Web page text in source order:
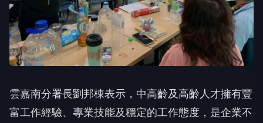
雲嘉南分署長劉邦棟表示，中高齡及高齡人才擁有豐
富工作經驗、專業技能及穩定的工作態度，是企業不